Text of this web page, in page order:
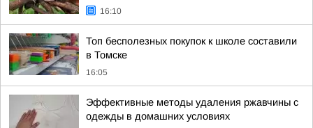
16:10
Топ бесполезных покупок к школе составили
в Томске
16:05
Эффективные методы удаления ржавчины с
одежды в домашних условиях